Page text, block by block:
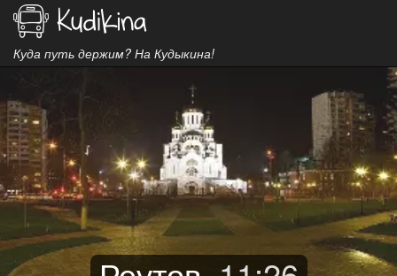
Куда путь держим? На Кудыкина!